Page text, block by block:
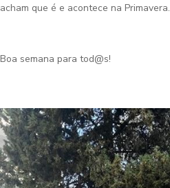
acham que é e acontece na Primavera.
Boa semana para tod@s!